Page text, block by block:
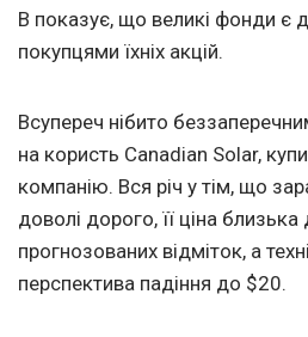
B показує, що великі фонди є
покупцями їхніх акцій.
Всупереч нібито
на користь Canadian Solar,
компанію. Вся річ у тім, що
доволі дорого, її ціна близька
прогнозованих відміток, а
перспектива падіння до $20.